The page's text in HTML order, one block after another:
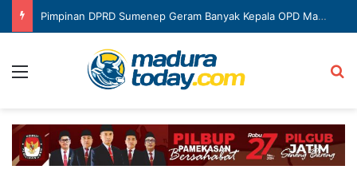
Pimpinan DPRD Sumenep Geram Banyak Kepala OPD Mangkir Rapat